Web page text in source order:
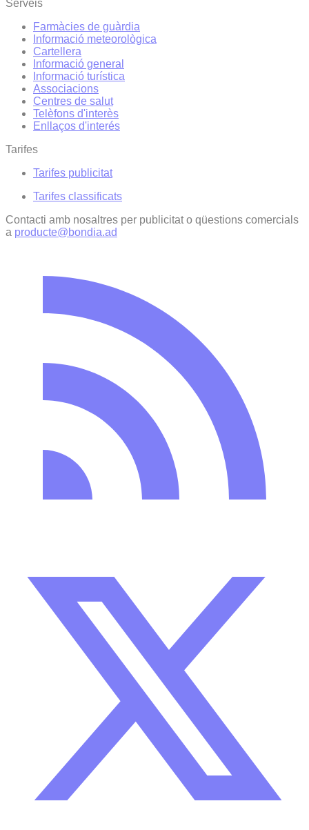
Serveis
Farmàcies de guàrdia
Informació meteorològica
Cartellera
Informació general
Informació turística
Associacions
Centres de salut
Telèfons d'interès
Enllaços d'interés
Tarifes
Tarifes publicitat
Tarifes classificats
Contacti amb nosaltres per publicitat o qüestions comercials
a producte@bondia.ad